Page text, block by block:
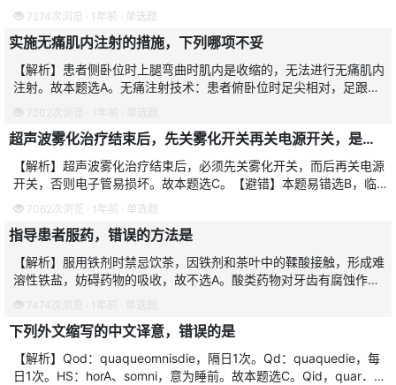
位，要是不在正确的部位注射，会有损伤坐骨神经的危险。故本题选
B。进针和拔针要快
7274次浏览 · 1年前 · 单选题
实施无痛肌内注射的措施，下列哪项不妥
【解析】患者侧卧位时上腿弯曲时肌内是收缩的，无法进行无痛肌内
注射。故本题选A。无痛注射技术：患者俯卧位时足尖相对，足跟分
开是使肌肉松弛，易于进针，注射时做到“二快一慢”，即进针和拔针
要快，推药液要慢，
7202次浏览 · 1年前 · 单选题
超声波雾化治疗结束后，先关雾化开关再关电源开关，是防止损坏
【解析】超声波雾化治疗结束后，必须先关雾化开关，而后再关电源
开关，否则电子管易损坏。故本题选C。【避错】本题易错选B，临
床中雾化过程中，透声膜易坏，因雾化罐底部的透声膜质脆易碎，操
作时不可用力过猛，与
7062次浏览 · 1年前 · 单选题
指导患者服药，错误的方法是
【解析】服用铁剂时禁忌饮茶，因铁剂和茶叶中的鞣酸接触，形成难
溶性铁盐，妨碍药物的吸收，故不选A。酸类药物对牙齿有腐蚀作
用，用吸水管吸人是为了避免和牙齿的接触，故不选B。止咳糖浆对
呼吸道黏膜起保护作用，
7474次浏览 · 1年前 · 单选题
下列外文缩写的中文译意，错误的是
【解析】Qod：quaqueomnisdie，隔日1次。Qd：quaquedie，每
日1次。HS：horA、somni，意为睡前。故本题选C。Qid，quar．